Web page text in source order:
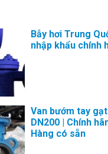
Bẫy hơi Trung
nhập khẩu chính
Van bướm tay
DN200 | Chính
Hàng có sẵn